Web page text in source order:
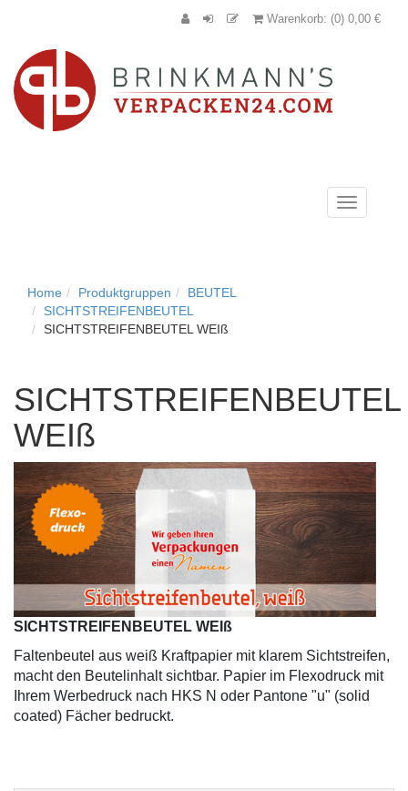
Warenkorb: (0) 0,00 €
Navigation
anzeigen
Home Produktgruppen
BEUTEL
SICHTSTREIFENBEUTEL
SICHTSTREIFENBEUTEL WEIß
SICHTSTREIFENBEUTEL
WEIß
SICHTSTREIFENBEUTEL WEIß
Faltenbeutel aus weiß Kraftpapier mit klarem Sichtstreifen,
macht den Beutelinhalt sichtbar. Papier im Flexodruck mit
Ihrem Werbedruck nach HKS N oder Pantone "u" (solid
coated) Fächer bedruckt.